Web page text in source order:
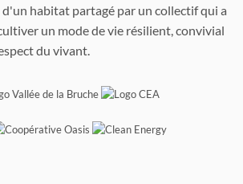
habitat partagé par un collectif qui a
un mode de vie résilient, convivial
du vivant.